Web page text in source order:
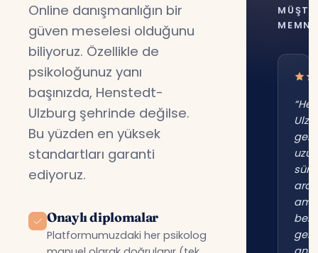
Online danışmanlığın bir
güven meselesi olduğunu
biliyoruz. Özellikle de
psikoloğunuz yanı
başınızda, Henstedt-
Ulzburg şehrinde değilse.
Bu yüzden en yüksek
standartları garanti
ediyoruz.
Onaylı diplomalar
Platformumuzdaki her psikolog
uzun
süre
beni